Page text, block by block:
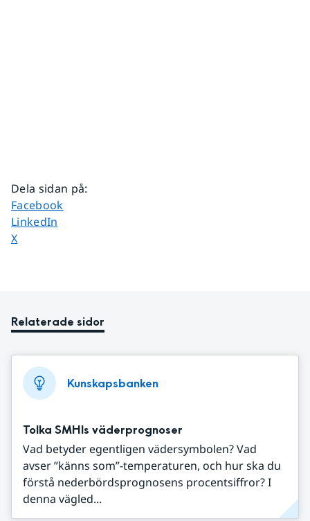
Dela sidan på:
Dela sidan på
Facebook
Dela sidan på
LinkedIn
Dela sidan på
X
Relaterade sidor
Kunskapsbanken
Tolka SMHIs väderprognoser
Vad betyder egentligen vädersymbolen? Vad
avser ”känns som”-temperaturen, och hur ska du
förstå nederbördsprognosens procentsiffror? I
denna vägled...